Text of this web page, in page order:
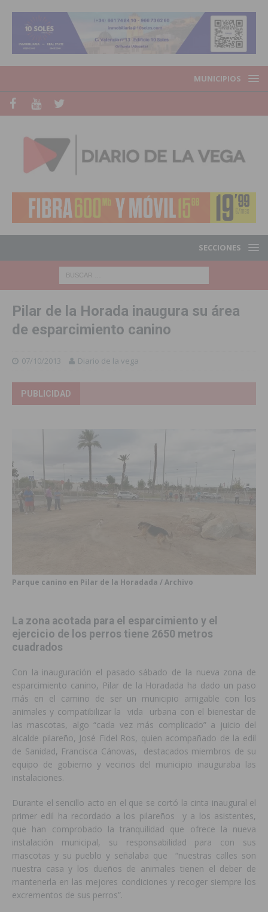
MUNICIPIOS
SECCIONES
Pilar de la Horada inaugura su área
de esparcimiento canino
07/10/2013 Diario de la vega
PUBLICIDAD
Parque canino en Pilar de la Horadada / Archivo
La zona acotada para el esparcimiento y el
ejercicio de los perros tiene 2650 metros
cuadrados
Con la inauguración el pasado sábado de la nueva zona de
esparcimiento canino, Pilar de la Horadada ha dado un paso
más en el camino de ser un municipio amigable con los
animales y compatibilizar la vida urbana con el bienestar de
las mascotas, algo “cada vez más complicado” a juicio del
alcalde pilareño, José Fidel Ros, quien acompañado de la edil
de Sanidad, Francisca Cánovas, destacados miembros de su
equipo de gobierno y vecinos del municipio inauguraba las
instalaciones.
Durante el sencillo acto en el que se cortó la cinta inaugural el
primer edil ha recordado a los pilareños y a los asistentes,
que han comprobado la tranquilidad que ofrece la nueva
instalación municipal, su responsabilidad para con sus
mascotas y su pueblo y señalaba que “nuestras calles son
nuestra casa y los dueños de animales tienen el deber de
mantenerla en las mejores condiciones y recoger siempre los
excrementos de sus perros”.